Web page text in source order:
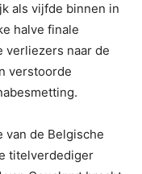
als vijfde binnen in
halve finale
verliezers naar de
verstoorde
van de Belgische
titelverdediger